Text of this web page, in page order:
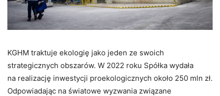
KGHM traktuje ekologię jako jeden ze swoich
strategicznych obszarów. W 2022 roku Spółka wydała
na realizację inwestycji proekologicznych około 250 mln zł.
Odpowiadając na światowe wyzwania związane